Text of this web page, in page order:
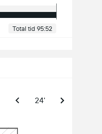
Total tid 95:52
24'